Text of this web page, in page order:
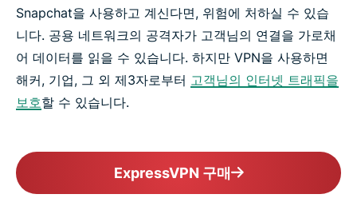
Snapchat을 사용하고 계신다면, 위험에 처하실 수 있습
니다. 공용 네트워크의 공격자가 고객님의 연결을 가로채
어 데이터를 읽을 수 있습니다. 하지만 VPN을 사용하면
해커, 기업, 그 외 제3자로부터 고객님의 인터넷 트래픽을
보호할 수 있습니다.
ExpressVPN 구매